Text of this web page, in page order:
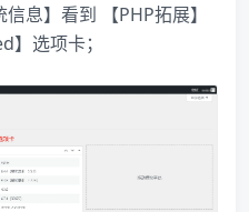
息】看到 【PHP拓展】
选项卡；